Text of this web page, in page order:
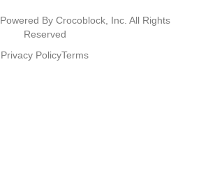
Powered By Crocoblock, Inc. All Rights
Reserved
Privacy PolicyTerms